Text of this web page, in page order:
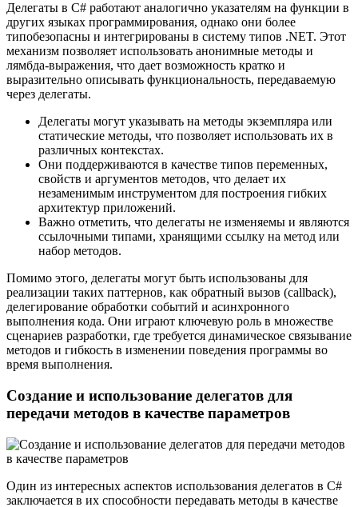
Делегаты в C# работают аналогично указателям на функции в
других языках программирования, однако они более
типобезопасны и интегрированы в систему типов .NET. Этот
механизм позволяет использовать анонимные методы и
лямбда-выражения, что дает возможность кратко и
выразительно описывать функциональность, передаваемую
через делегаты.
Делегаты могут указывать на методы экземпляра или
статические методы, что позволяет использовать их в
различных контекстах.
Они поддерживаются в качестве типов переменных,
свойств и аргументов методов, что делает их
незаменимым инструментом для построения гибких
архитектур приложений.
Важно отметить, что делегаты не изменяемы и являются
ссылочными типами, хранящими ссылку на метод или
набор методов.
Помимо этого, делегаты могут быть использованы для
реализации таких паттернов, как обратный вызов (callback),
делегирование обработки событий и асинхронного
выполнения кода. Они играют ключевую роль в множестве
сценариев разработки, где требуется динамическое связывание
методов и гибкость в изменении поведения программы во
время выполнения.
Создание и использование делегатов для
передачи методов в качестве параметров
Один из интересных аспектов использования делегатов в C#
заключается в их способности передавать методы в качестве